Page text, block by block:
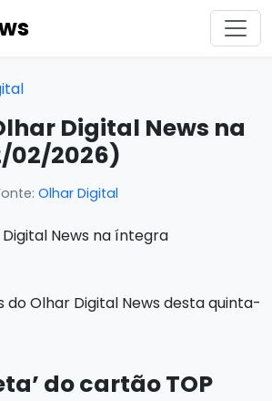
Digital News na
02/2026)
Olhar Digital
do Olhar Digital News desta quinta-
do cartão TOP